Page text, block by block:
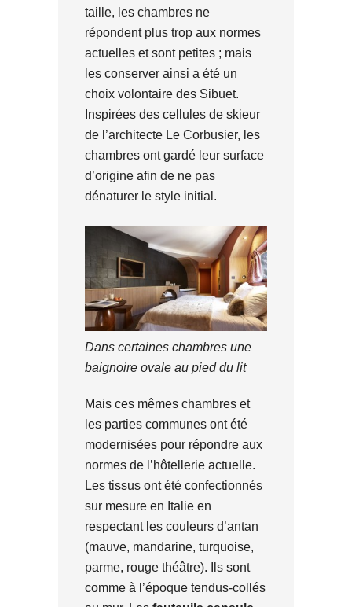
taille, les chambres ne
répondent plus trop aux normes
actuelles et sont petites ; mais
les conserver ainsi a été un
choix volontaire des Sibuet.
Inspirées des cellules de skieur
de l’architecte Le Corbusier, les
chambres ont gardé leur surface
d’origine afin de ne pas
dénaturer le style initial.
Dans certaines chambres une
baignoire ovale au pied du lit
Mais ces mêmes chambres et
les parties communes ont été
modernisées pour répondre aux
normes de l’hôtellerie actuelle.
Les tissus ont été confectionnés
sur mesure en Italie en
respectant les couleurs d’antan
(mauve, mandarine, turquoise,
parme, rouge théâtre). Ils sont
comme à l’époque tendus-collés